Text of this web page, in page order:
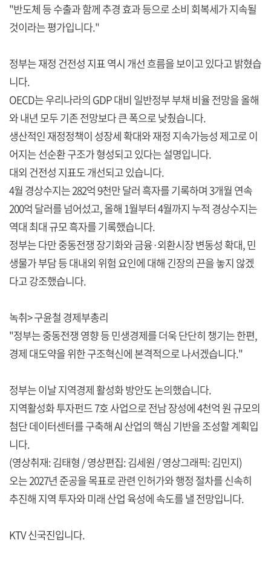
"반도체 등 수출과 함께 추경 효과 등으로 소비 회복세가 지속될
것이라는 평가입니다."
정부는 재정 건전성 지표 역시 개선 흐름을 보이고 있다고 밝혔습
니다.
OECD는 우리나라의 GDP 대비 일반정부 부채 비율 전망을 올해
와 내년 모두 기존 전망보다 큰 폭으로 낮췄습니다.
생산적인 재정정책이 성장세 확대와 재정 지속가능성 제고로 이
어지는 선순환 구조가 형성되고 있다는 설명입니다.
대외 건전성 지표도 개선되고 있습니다.
4월 경상수지는 282억 9천만 달러 흑자를 기록하며 3개월 연속
200억 달러를 넘어섰고, 올해 1월부터 4월까지 누적 경상수지는
역대 최대 규모 흑자를 기록했습니다.
정부는 다만 중동전쟁 장기화와 금융·외환시장 변동성 확대, 민
생물가 부담 등 대내외 위험 요인에 대해 긴장의 끈을 놓지 않겠
다고 강조했습니다.
녹취> 구윤철 경제부총리
"정부는 중동전쟁 영향 등 민생경제를 더욱 단단히 챙기는 한편,
경제 대도약을 위한 구조혁신에 본격적으로 나서겠습니다."
정부는 이날 지역경제 활성화 방안도 논의했습니다.
지역활성화 투자펀드 7호 사업으로 전남 장성에 4천억 원 규모의
첨단 데이터센터를 구축해 AI 산업의 핵심 기반을 조성할 계획입
니다.
(영상취재: 김태형 / 영상편집: 김세원 / 영상그래픽: 김민지)
오는 2027년 준공을 목표로 관련 인허가와 행정 절차를 신속히
추진해 지역 투자와 미래 산업 육성에 속도를 낼 전망입니다.
KTV 신국진입니다.